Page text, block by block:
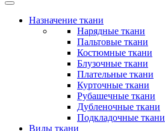
Назначение ткани
Нарядные ткани
Пальтовые ткани
Костюмные ткани
Блузочные ткани
Плательные ткани
Курточные ткани
Рубашечные ткани
Дубленочные ткани
Подкладочные ткани
Виды ткани